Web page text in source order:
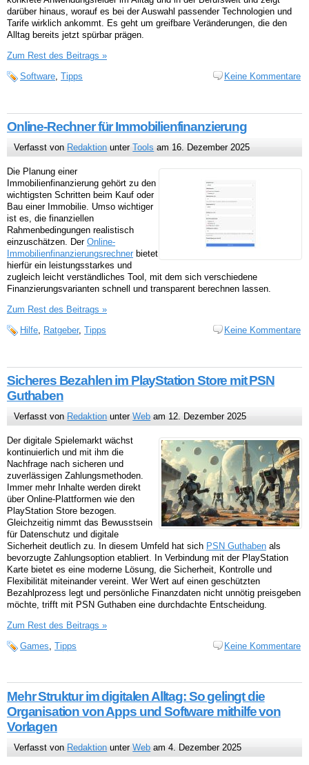
darüber hinaus, worauf es bei der Auswahl passender Technologien und
Tarife wirklich ankommt. Es geht um greifbare Veränderungen, die den
Alltag bereits jetzt spürbar prägen.
Zum Rest des Beitrags »
Software Tipps Keine Kommentare
Online-Rechner für Immobilienfinanzierung
Verfasst von Redaktion unterTools am 16. Dezember 2025
Die Planung einer
Immobilienfinanzierung gehört zu den
wichtigsten Schritten beim Kauf oder
Bau einer Immobilie. Umso wichtiger
ist es, die finanziellen
Rahmenbedingungen realistisch
einzuschätzen. Der Online-
Immobilienfinanzierungsrechner bietet
hierfür ein leistungsstarkes und
zugleich leicht verständliches Tool, mit dem sich verschiedene
Finanzierungsvarianten schnell und transparent berechnen lassen.
Zum Rest des Beitrags »
Hilfe
Ratgeber, Tipps Keine Kommentare
Sicheres Bezahlen im PlayStation Store mit PSN
Guthaben
Verfasst von Redaktion unterWeb am 12. Dezember 2025
Der digitale Spielemarkt wächst
kontinuierlich und mit ihm die
Nachfrage nach sicheren und
zuverlässigen Zahlungsmethoden.
Immer mehr Inhalte werden direkt
über Online-Plattformen wie den
PlayStation Store bezogen.
Gleichzeitig nimmt das Bewusstsein
für Datenschutz und digitale
Sicherheit deutlich zu. In diesem Umfeld hat sich PSN Guthaben als
bevorzugte Zahlungsoption etabliert. In Verbindung mit der PlayStation
Karte bietet es eine moderne Lösung, die Sicherheit, Kontrolle und
Flexibilität miteinander vereint. Wer Wert auf einen geschützten
Bezahlprozess legt und persönliche Finanzdaten nicht unnötig preisgeben
möchte, trifft mit PSN Guthaben eine durchdachte Entscheidung.
Zum Rest des Beitrags »
Games Tipps Keine Kommentare
Mehr Struktur im digitalen Alltag: So gelingt die
Organisation von Apps und Software mithilfe von
Vorlagen
Verfasst von Redaktion unterWeb am 4. Dezember 2025